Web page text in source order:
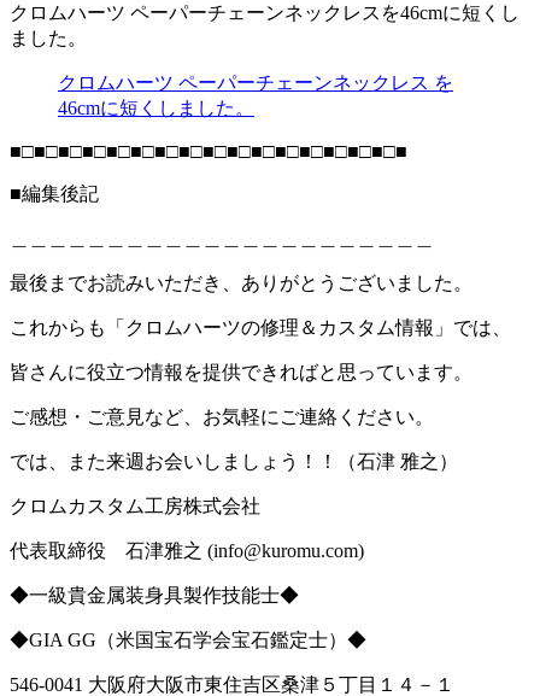
クロムハーツ ペーパーチェーンネックレスを46cmに短くし
ました。
クロムハーツ ペーパーチェーンネックレス を
46cmに短くしました。
■□■□■□■□■□■□■□■□■□■□■□■□■□■□■□■□■
■編集後記
最後までお読みいただき、ありがとうございました。
これからも「クロムハーツの修理＆カスタム情報」では、
皆さんに役立つ情報を提供できればと思っています。
ご感想・ご意見など、お気軽にご連絡ください。
では、また来週お会いしましょう！！（石津 雅之）
クロムカスタム工房株式会社
代表取締役 石津雅之 (info@kuromu.com)
◆一級貴金属装身具製作技能士◆
◆GIA GG（米国宝石学会宝石鑑定士）◆
546-0041 大阪府大阪市東住吉区桑津５丁目１４－１